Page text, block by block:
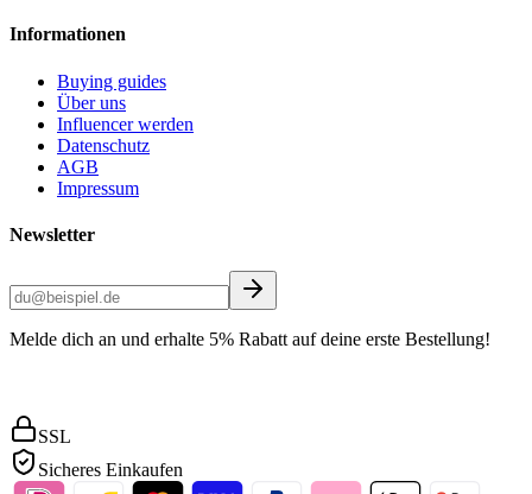
Informationen
Buying guides
Über uns
Influencer werden
Datenschutz
AGB
Impressum
Newsletter
Melde dich an und erhalte 5% Rabatt auf deine erste Bestellung!
SSL
Sicheres Einkaufen